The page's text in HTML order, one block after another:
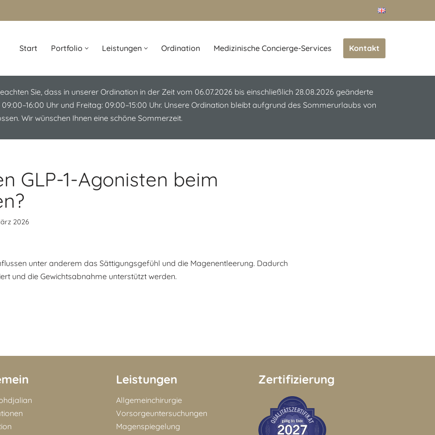
Start Portfolio Leistungen Ordination Medizinische Concierge-Services Kontakt
Sie, dass in unserer Ordination in der Zeit vom 06.07.2026 bis einschließlich 28.08.2026 geänderte
Uhr und Freitag: 09:00–15:00 Uhr. Unsere Ordination bleibt aufgrund des Sommerurlaubs von
Wir wünschen Ihnen eine schöne Sommerzeit.
GLP-1-Agonisten beim
2026
unter anderem das Sättigungsgefühl und die Magenentleerung. Dadurch
und die Gewichtsabnahme unterstützt werden.
Leistungen
Allgemeinchirurgie
Vorsorgeuntersuchungen
Magenspiegelung
Zertifizierung